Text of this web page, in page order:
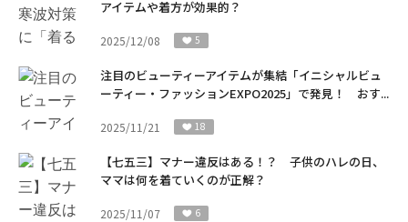
アイテムや着方が効果的？
2025/12/08 5
注目のビューティーアイテムが集結「イニシャルビュ
ーティー・ファッションEXPO2025」で発見！ おす...
2025/11/21 18
【七五三】マナー違反はある！？ 子供のハレの日、
ママは何を着ていくのが正解？
2025/11/07 6